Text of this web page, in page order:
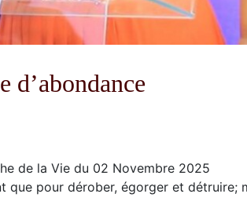
de la Vie du 02 Novembre 2025
que pour dérober, égorger et